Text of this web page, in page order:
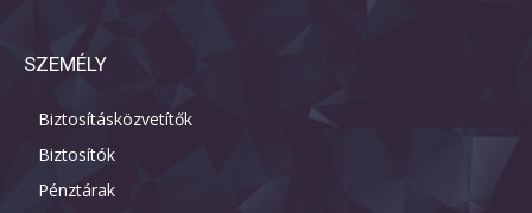
SZEMÉLY
Biztosításközvetítők
Biztosítók
Pénztárak